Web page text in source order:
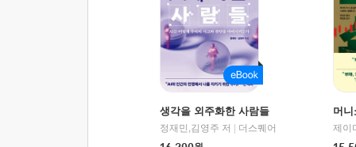
생각을 외주화한 사람들
정재민,김영주 저
더스퀘어
머